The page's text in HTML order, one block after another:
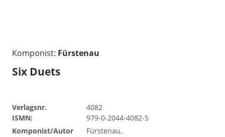
Komponist: Fürstenau
Six Duets
Verlagsnr.
4082
ISMN:
979-0-2044-4082-5
Komponist/Autor
Fürstenau,